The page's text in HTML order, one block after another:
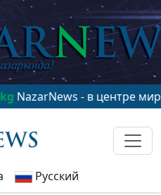
- в центре мирового
Русский